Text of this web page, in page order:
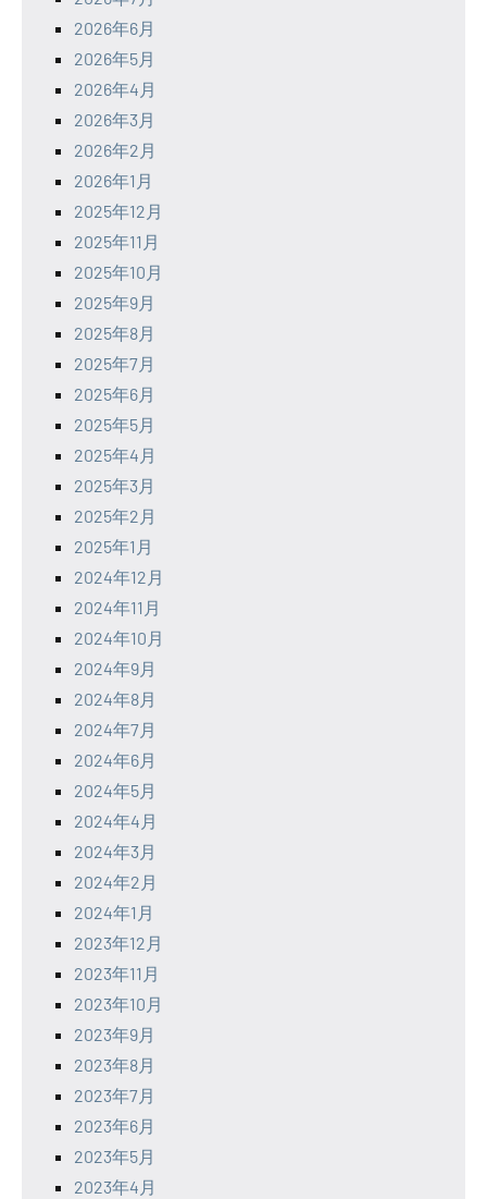
2026年6月
2026年5月
2026年4月
2026年3月
2026年2月
2026年1月
2025年12月
2025年11月
2025年10月
2025年9月
2025年8月
2025年7月
2025年6月
2025年5月
2025年4月
2025年3月
2025年2月
2025年1月
2024年12月
2024年11月
2024年10月
2024年9月
2024年8月
2024年7月
2024年6月
2024年5月
2024年4月
2024年3月
2024年2月
2024年1月
2023年12月
2023年11月
2023年10月
2023年9月
2023年8月
2023年7月
2023年6月
2023年5月
2023年4月